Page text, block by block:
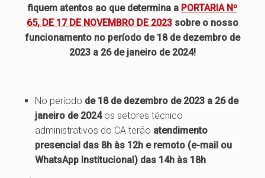
fiquem atentos ao que determina a PORTARIA Nº
65, DE 17 DE NOVEMBRO DE 2023 sobre o nosso
funcionamento no período de 18 de dezembro de
2023 a 26 de janeiro de 2024!
No período de 18 de dezembro de 2023 a 26 de
janeiro de 2024os setores técnico
administrativos do CA terão atendimento
presencial das 8h às 12h e remoto (e-mail ou
WhatsApp Institucional) das 14h às 18h.